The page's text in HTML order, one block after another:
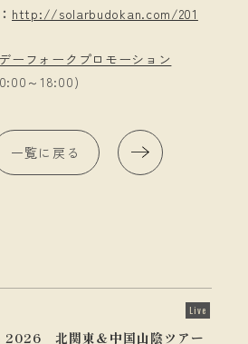
http://solarbudokan.com/201
ーフォークプロモーション
～18:00)
一覧に戻る
Live
北関東＆中国山陰ツアー